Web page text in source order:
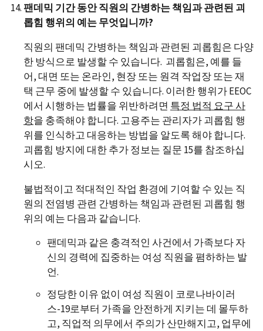
팬데믹 기간 동안 직원의 간병하는 책임과 관련된 괴
롭힘 행위의 예는 무엇입니까?
직원의 팬데믹 간병하는 책임과 관련된 괴롭힘은 다양
한 방식으로 발생할 수 있습니다. 괴롭힘은, 예를 들
어, 대면 또는 온라인, 현장 또는 원격 작업장 또는 재
택 근무 중에 발생할 수 있습니다. 이러한 행위가 EEOC
에서 시행하는 법률을 위반하려면 특정 법적 요구 사
항을 충족해야 합니다. 고용주는 관리자가 괴롭힘 행
위를 인식하고 대응하는 방법을 알도록 해야 합니다.
괴롭힘 방지에 대한 추가 정보는 질문 15를 참조하십
시오.
불법적이고 적대적인 작업 환경에 기여할 수 있는 직
원의 전염병 관련 간병하는 책임과 관련된 괴롭힘 행
위의 예는 다음과 같습니다.
팬데믹과 같은 충격적인 사건에서 가족보다 자
신의 경력에 집중하는 여성 직원을 폄하하는 발
언.
정당한 이유 없이 여성 직원이 코로나바이러
스-19로부터 가족을 안전하게 지키는 데 몰두하
고, 직업적 의무에서 주의가 산만해지고, 업무에